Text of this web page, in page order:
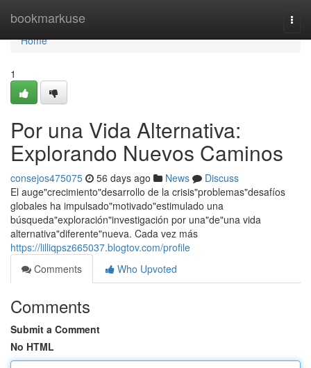
bookmarkuse
Home
Home
1
Por una Vida Alternativa:
Explorando Nuevos Caminos
consejos475075 56 days ago News
Discuss
El auge"crecimiento"desarrollo de la crisis"problemas"desafíos
globales ha impulsado"motivado"estimulado una
búsqueda"exploración"investigación por una"de"una vida
alternativa"diferente"nueva. Cada vez más
https://lilliqpsz665037.blogtov.com/profile
Comments
Who Upvoted
Comments
Submit a Comment
No HTML